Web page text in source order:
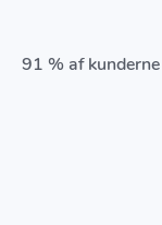
91 % af